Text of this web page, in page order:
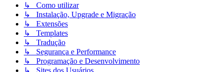
↳ Como utilizar
↳ Instalação, Upgrade e Migração
↳ Extensões
↳ Templates
↳ Tradução
↳ Segurança e Performance
↳ Programação e Desenvolvimento